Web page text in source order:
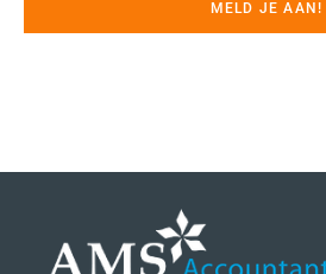
MELD JE AAN!